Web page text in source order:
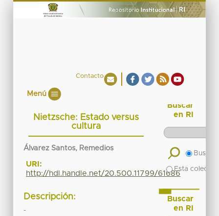
Contacto
Menú
Nietzsche: Estado versus
cultura
Álvarez Santos, Remedios
URI:
http://hdl.handle.net/20.500.11799/61686
Descripción:
-
Buscar
en RI
Buscar
Esta
Buscar
en RI